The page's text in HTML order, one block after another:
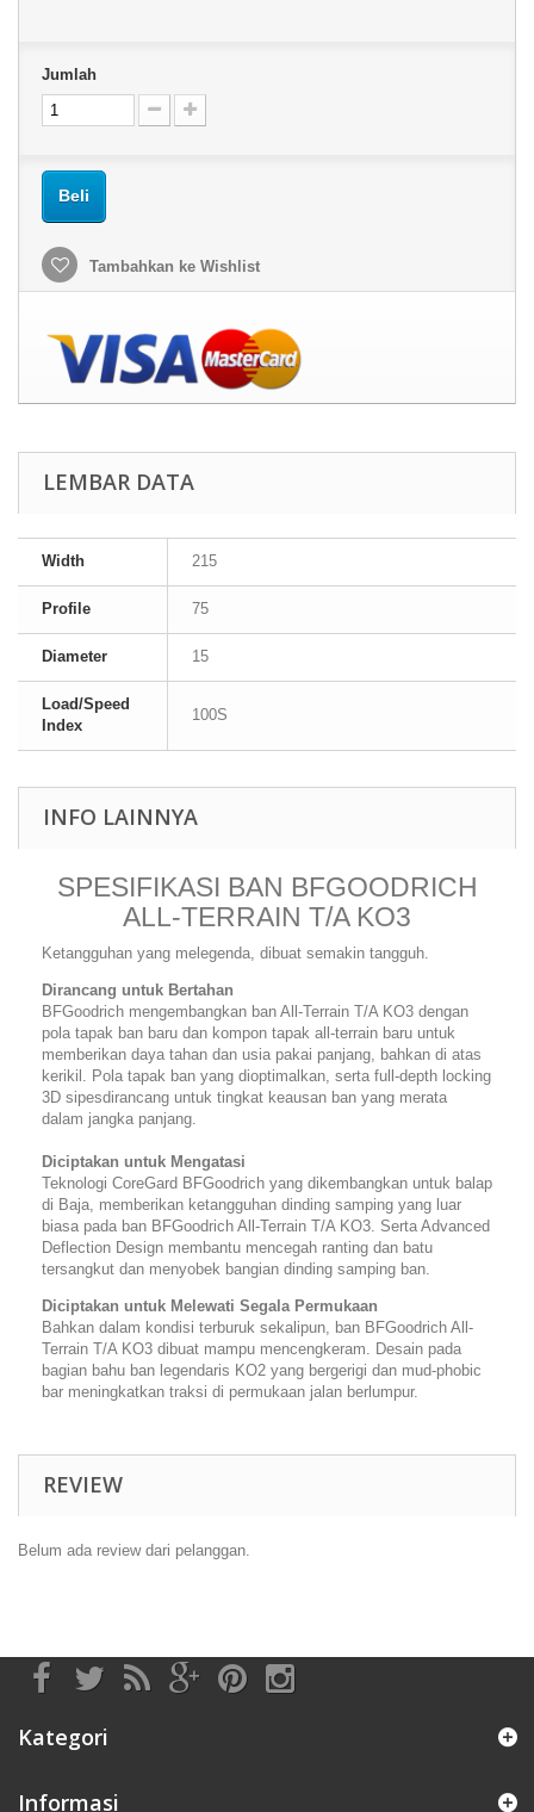
Jumlah
Beli
Tambahkan ke Wishlist
LEMBAR DATA
Width 215
Profile 75
Diameter 15
Load/Speed
Index
100S
INFO LAINNYA
SPESIFIKASI BAN BFGOODRICH
ALL-TERRAIN T/A KO3
Ketangguhan yang melegenda, dibuat semakin tangguh.
Dirancang untuk Bertahan
BFGoodrich mengembangkan ban All-Terrain T/A KO3 dengan
pola tapak ban baru dan kompon tapak all-terrain baru untuk
memberikan daya tahan dan usia pakai panjang, bahkan di atas
kerikil. Pola tapak ban yang dioptimalkan, serta full-depth locking
3D sipesdirancang untuk tingkat keausan ban yang merata
dalam jangka panjang.
Diciptakan untuk Mengatasi
Teknologi CoreGard BFGoodrich yang dikembangkan untuk balap
di Baja, memberikan ketangguhan dinding samping yang luar
biasa pada ban BFGoodrich All-Terrain T/A KO3. Serta Advanced
Deflection Design membantu mencegah ranting dan batu
tersangkut dan menyobek bangian dinding samping ban.
Diciptakan untuk Melewati Segala Permukaan
Bahkan dalam kondisi terburuk sekalipun, ban BFGoodrich All-
Terrain T/A KO3 dibuat mampu mencengkeram. Desain pada
bagian bahu ban legendaris KO2 yang bergerigi dan mud-phobic
bar meningkatkan traksi di permukaan jalan berlumpur.
REVIEW
Belum ada review dari pelanggan.
Kategori
Informasi